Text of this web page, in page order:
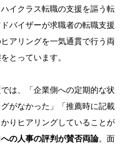
ハイクラス転職の支援を謳う転
バイザーが求職者の転職支援
アリングを一気通貫で行う両
とっています。
は、「企業側への定期的な状
がなかった」「推薦時に記載
りヒアリングしていることが
の人事の評判が賛否両論。面